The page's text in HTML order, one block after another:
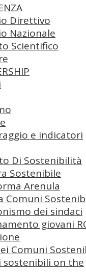
Direttivo
Nazionale
Scientifico
e indicatori
Di Sostenibilità
Sostenibile
Arenula
Comuni
dei sindaci
giovani
Comuni
sostenibili on the